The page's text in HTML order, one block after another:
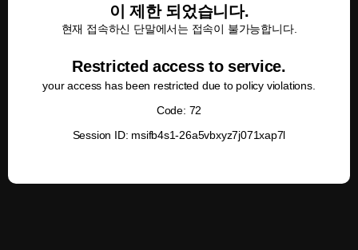
이 제한 되었습니다.
현재 접속하신 단말에서는 접속이 불가능합니다.
Restricted access to service.
your access has been restricted due to policy violations.
Code: 72
Session ID: msifb4s1-26a5vbxyz7j071xap7l